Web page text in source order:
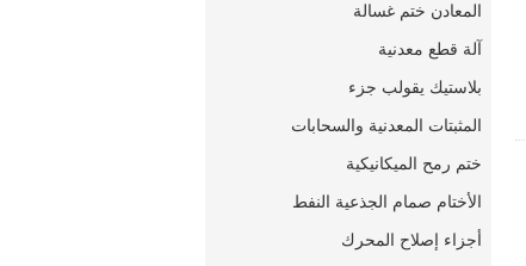
المعادن ختم غسالة
آلة قطع معدنية
بلاستيك يقولب جزء
المثبتات المعدنية والسحابات
ختم رمح الميكانيكية
الأختام صمام الجذعية النفط
أجزاء إصلاح المحرك